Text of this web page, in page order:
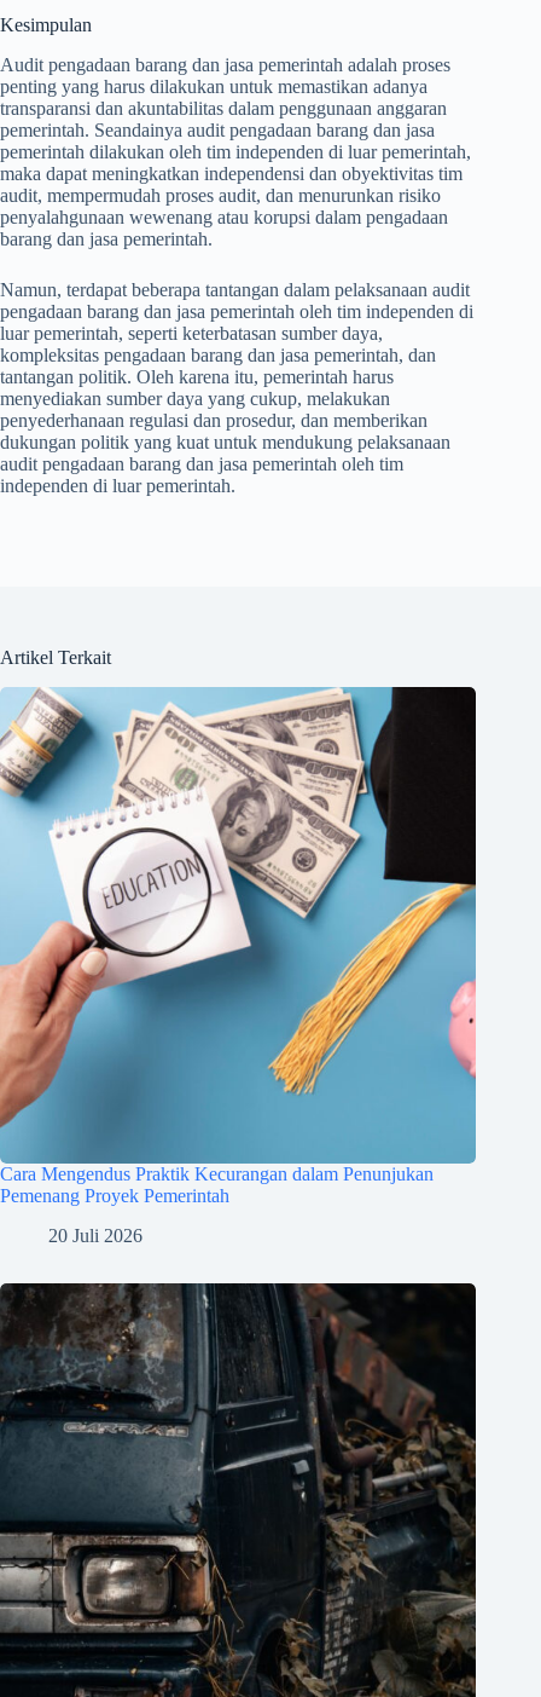
Kesimpulan
Audit pengadaan barang dan jasa pemerintah adalah proses
penting yang harus dilakukan untuk memastikan adanya
transparansi dan akuntabilitas dalam penggunaan anggaran
pemerintah. Seandainya audit pengadaan barang dan jasa
pemerintah dilakukan oleh tim independen di luar pemerintah,
maka dapat meningkatkan independensi dan obyektivitas tim
audit, mempermudah proses audit, dan menurunkan risiko
penyalahgunaan wewenang atau korupsi dalam pengadaan
barang dan jasa pemerintah.
Namun, terdapat beberapa tantangan dalam pelaksanaan audit
pengadaan barang dan jasa pemerintah oleh tim independen di
luar pemerintah, seperti keterbatasan sumber daya,
kompleksitas pengadaan barang dan jasa pemerintah, dan
tantangan politik. Oleh karena itu, pemerintah harus
menyediakan sumber daya yang cukup, melakukan
penyederhanaan regulasi dan prosedur, dan memberikan
dukungan politik yang kuat untuk mendukung pelaksanaan
audit pengadaan barang dan jasa pemerintah oleh tim
independen di luar pemerintah.
Artikel Terkait
Cara Mengendus Praktik Kecurangan dalam Penunjukan
Pemenang Proyek Pemerintah
20 Juli 2026